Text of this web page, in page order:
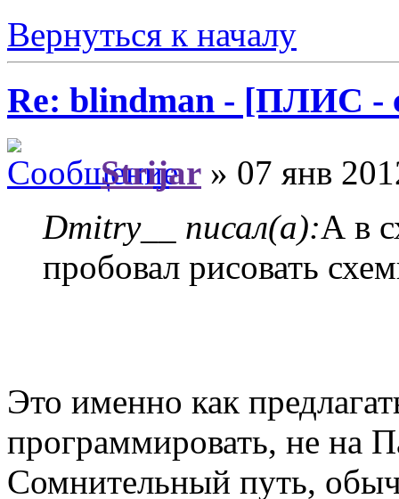
Вернуться к началу
Re: blindman - [ПЛИС -
Strijar » 07 янв
Dmitry__ писал(а):А в
пробовал рисовать
Это именно как
программировать, не на
Сомнительный путь,